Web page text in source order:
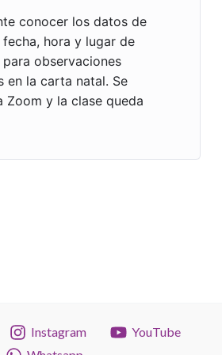
conocer los datos de
hora y lugar de
observaciones
en la carta natal. Se
Zoom y la clase queda
Instagram
YouTube